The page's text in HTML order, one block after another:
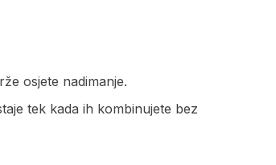
osjete nadimanje.
tek kada ih kombinujete bez